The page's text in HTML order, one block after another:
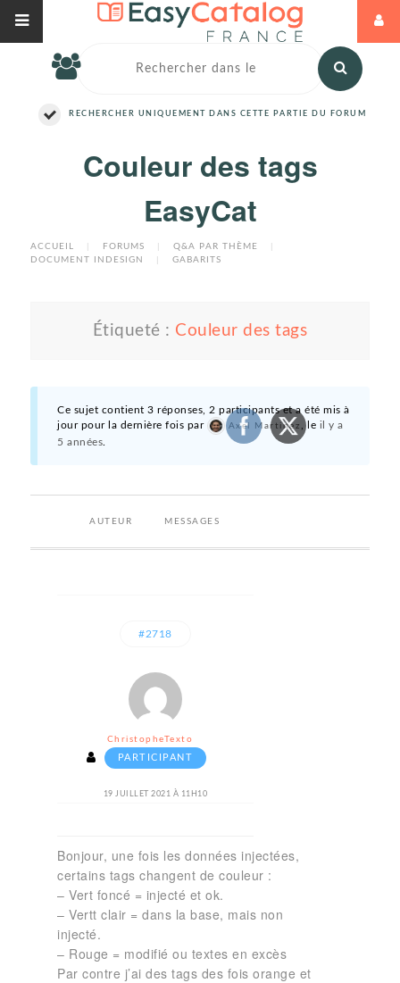
RECHERCHER UNIQUEMENT DANS CETTE PARTIE DU FORUM
Couleur des tags
EasyCat
ACCUEIL FORUMS Q&A PAR THÈME
DOCUMENT INDESIGN
GABARITS
Étiqueté : Couleur des tags
Ce sujet contient 3 réponses, 2 participants et a été mis à
jour pour la dernière fois par
Axel Martinez , le il y a
5 années.
AUTEUR MESSAGES
#2718
ChristopheTexto
PARTICIPANT
19 JUILLET 2021 À 11H10
Bonjour, une fois les données injectées,
certains tags changent de couleur :
– Vert foncé = injecté et ok.
– Vertt clair = dans la base, mais non
injecté.
– Rouge = modifié ou textes en excès
Par contre j’ai des tags des fois orange et